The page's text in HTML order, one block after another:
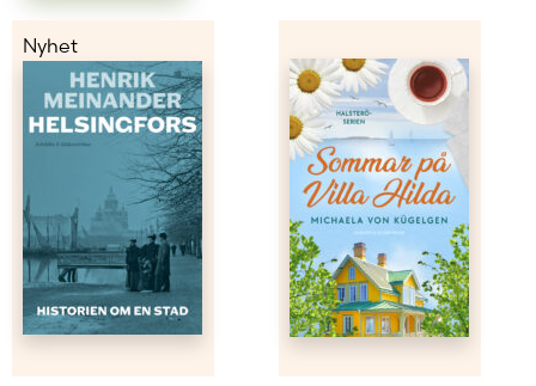
Har du inget konto?
Skapa nytt konto
Nyhet